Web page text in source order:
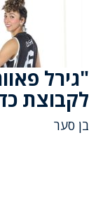
"גירל
לקבוצת
בן סער